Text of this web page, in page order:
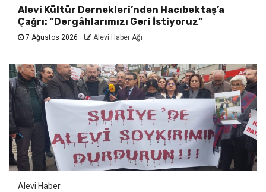
Alevi Kültür Dernekleri’nden Hacıbektaş’a
Çağrı: “Dergâhlarımızı Geri İstiyoruz”
7 Ağustos 2026 Alevi Haber Ağı
Alevi Haber